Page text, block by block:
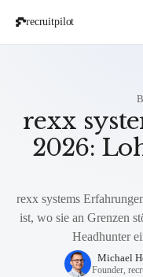
recruitpilot
rexx
2026:
rexx systems
ist, wo sie an Grenzen
Headhunter
Michael
Founder,